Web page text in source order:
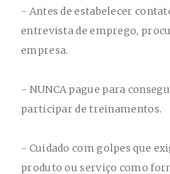
- Antes de estabelecer
entrevista de emprego,
empresa.
- NUNCA pague para
participar de treinamentos.
- Cuidado com golpes que
produto ou serviço como